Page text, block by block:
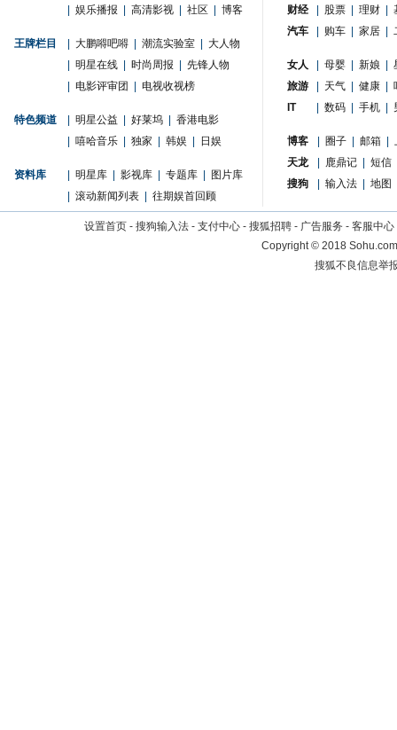
娱乐播报 高清影视 社区 博客
王牌栏目 大鹏嘚吧嘚 潮流实验室
大人物
明星在线 时尚周报
先锋人物
电影评审团 电视收视榜
特色频道 明星公益 好莱坞
香港电影
嘻哈音乐 独家 韩娱 日娱
资料库 明星库 影视库 专题库
图片库
滚动新闻列表 往期娱首回顾
财经
股票 理财
汽车
购车 家居
女人 母婴 新娘
旅游
天气 健康
IT
数码 手机
博客 圈子 邮箱
天龙
鹿鼎记
短信
搜狗
输入法 地图
设置首页 - 搜狗输入法 - 支付中心 - 搜狐招聘 - 广告服务 - 客服中心
Copyright©2018
搜狐不良信息举